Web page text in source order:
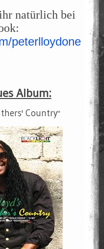
natürlich bei
peterlloydone
Album:
Country"